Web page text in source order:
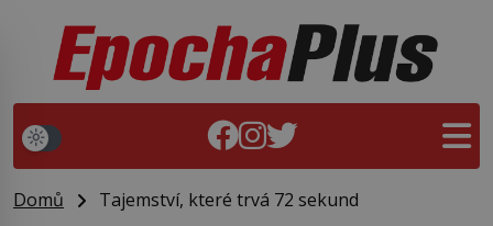
Domů Tajemství, které trvá 72 sekund